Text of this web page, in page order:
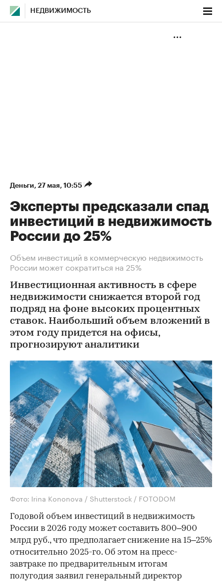
НЕДВИЖИМОСТЬ
Деньги⁠, 27 мая, 10:55
Эксперты предсказали спад
инвестиций в недвижимость
России до 25%
Объем инвестиций в коммерческую недвижимость
России может сократиться на 25%
Инвестиционная активность в сфере
недвижимости снижается второй год
подряд на фоне высоких процентных
ставок. Наибольший объем вложений в
этом году придется на офисы,
прогнозируют аналитики
Фото: Irina Kononova / Shutterstock / FOTODOM
Годовой объем инвестиций в недвижимость
России в 2026 году может составить 800–900
млрд руб., что предполагает снижение на 15–25%
относительно 2025-го. Об этом на пресс-
завтраке по предварительным итогам
полугодия заявил генеральный директор